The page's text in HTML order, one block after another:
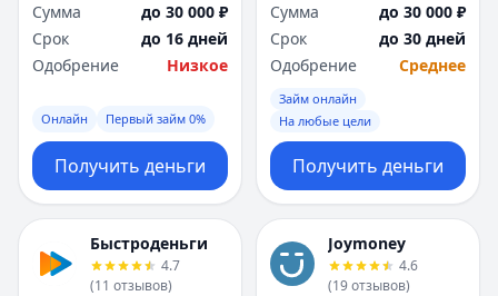
Сумма
до 30 000 ₽
Срок
до 16 дней
Одобрение
Низкое
Онлайн Первый займ 0%
Получить деньги
Сумма
до 30 000 ₽
Срок
до 30 дней
Одобрение
Среднее
Займ онлайн
На любые цели
Получить деньги
Быстроденьги
4.7
(11 отзывов)
Joymoney
4.6
(19отзывов)